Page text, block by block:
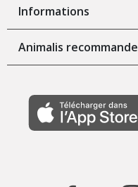
Informations
Animalis recommande